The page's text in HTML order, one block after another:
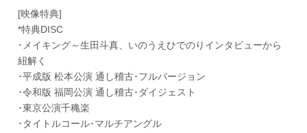
[映像特典]
*特典DISC
･メイキング～生田斗真、いのうえひでのりインタビューから
紐解く
･平成版 松本公演 通し稽古･フルバージョン
･令和版 福岡公演 通し稽古･ダイジェスト
･東京公演千穐楽
･タイトルコール･マルチアングル